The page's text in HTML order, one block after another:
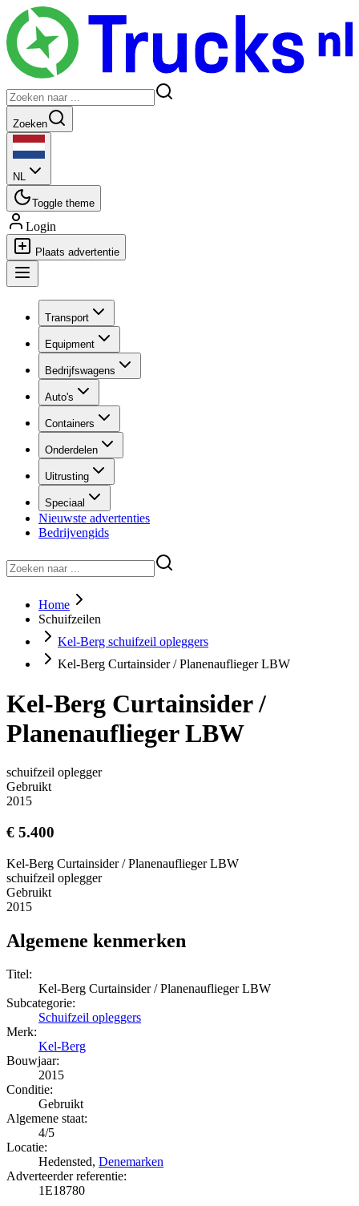
Zoeken
NL
Toggle theme
Login
Plaats advertentie
Transport
Equipment
Bedrijfswagens
Auto's
Containers
Onderdelen
Uitrusting
Speciaal
Nieuwste advertenties
Bedrijvengids
Home
Schuifzeilen
Kel-Berg schuifzeil opleggers
Kel-Berg Curtainsider / Planenauflieger LBW
Kel-Berg Curtainsider /
Planenauflieger LBW
schuifzeil oplegger
Gebruikt
2015
€ 5.400
Kel-Berg Curtainsider / Planenauflieger LBW
schuifzeil oplegger
Gebruikt
2015
Algemene kenmerken
Titel:
Kel-Berg Curtainsider / Planenauflieger LBW
Subcategorie:
Schuifzeil opleggers
Merk:
Kel-Berg
Bouwjaar:
2015
Conditie:
Gebruikt
Algemene staat:
4/5
Locatie:
Hedensted, Denemarken
Adverteerder referentie:
1E18780